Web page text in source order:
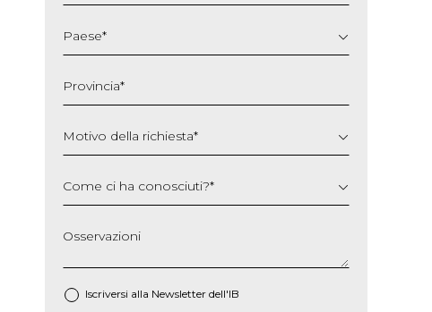
slash
MM
AAAA
Paese*
Provincia*
Motivo della richiesta*
Come ci ha conosciuti?*
Osservazioni
Iscriversi alla Newsletter dell'IB